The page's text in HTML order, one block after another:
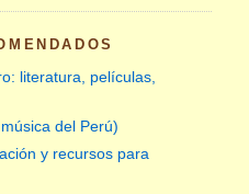
literatura, películas,
del Perú)
y recursos para